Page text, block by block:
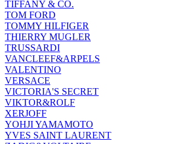
TIFFANY & CO.
TOM FORD
TOMMY HILFIGER
THIERRY MUGLER
TRUSSARDI
VANCLEEF&ARPELS
VALENTINO
VERSACE
VICTORIA'S SECRET
VIKTOR&ROLF
XERJOFF
YOHJI YAMAMOTO
YVES SAINT LAURENT